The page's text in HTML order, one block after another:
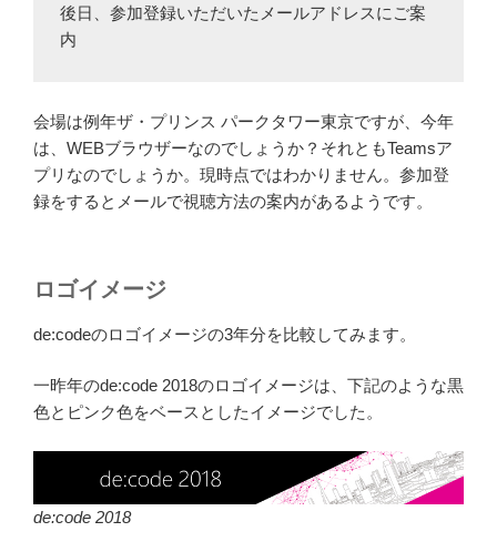
後日、参加登録いただいたメールアドレスにご案
内
会場は例年ザ・プリンス パークタワー東京ですが、今年
は、WEBブラウザーなのでしょうか？それともTeamsア
プリなのでしょうか。現時点ではわかりません。参加登
録をするとメールで視聴方法の案内があるようです。
ロゴイメージ
de:codeのロゴイメージの3年分を比較してみます。
一昨年のde:code 2018のロゴイメージは、下記のような黒
色とピンク色をベースとしたイメージでした。
de:code 2018